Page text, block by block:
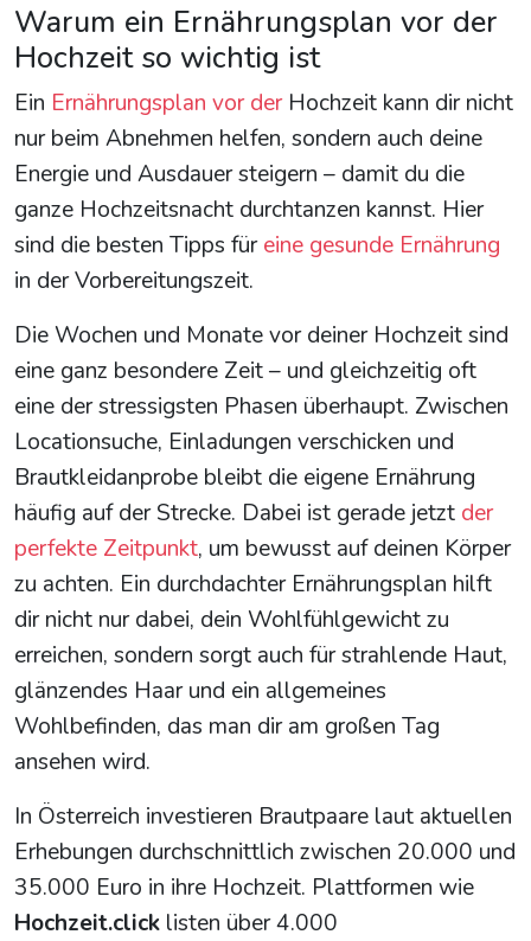
Warum ein Ernährungsplan vor der
Hochzeit so wichtig ist
Ein Ernährungsplan vor derHochzeit kann dir nicht
nur beim Abnehmen helfen, sondern auch deine
Energie und Ausdauer steigern – damit du die
ganze Hochzeitsnacht durchtanzen kannst. Hier
sind die besten Tipps füreine gesunde Ernährung
in der Vorbereitungszeit.
Die Wochen und Monate vor deiner Hochzeit sind
eine ganz besondere Zeit – und gleichzeitig oft
eine der stressigsten Phasen überhaupt. Zwischen
Locationsuche, Einladungen verschicken und
Brautkleidanprobe bleibt die eigene Ernährung
häufig auf der Strecke. Dabei ist gerade jetzt der
perfekte Zeitpunkt, um bewusst auf deinen Körper
zu achten. Ein durchdachter Ernährungsplan hilft
dir nicht nur dabei, dein Wohlfühlgewicht zu
erreichen, sondern sorgt auch für strahlende Haut,
glänzendes Haar und ein allgemeines
Wohlbefinden, das man dir am großen Tag
ansehen wird.
In Österreich investieren Brautpaare laut aktuellen
Erhebungen durchschnittlich zwischen 20.000 und
35.000 Euro in ihre Hochzeit. Plattformen wie
Hochzeit.click listen über 4.000